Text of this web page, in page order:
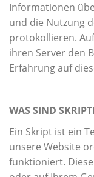
Informationen
und die Nutzung
protokollieren.
ihren Server den
Erfahrung auf
WAS SIND
Ein Skript ist ein
unsere Website
funktioniert.